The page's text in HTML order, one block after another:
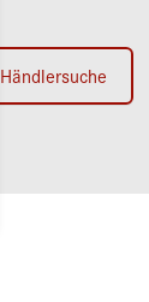
Händlersuche